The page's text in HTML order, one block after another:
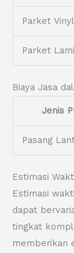
Parket Vinyl
Parket
Biaya Jasa
Jenis
Pasang
Estimasi
Estimasi
dapat
tingkat
memberikan